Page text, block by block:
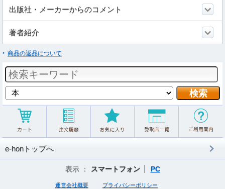
出版社・メーカーからのコメント
著者紹介
商品の返品について
e-honトップへ
表示 ： スマートフォン PC
運営会社概要 プライバシーポリシー